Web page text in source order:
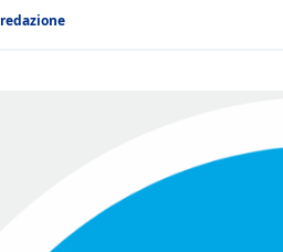
redazione